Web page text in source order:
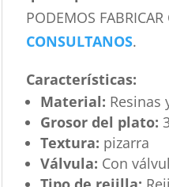
PODEMOS
CONSULTANOS.
Características:
Material: Resinas
Grosor del plato:
Textura: pizarra
Válvula: Con